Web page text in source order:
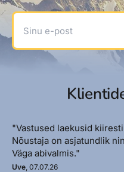
Sinu e-post
"Vastused laekusid
Nõustaja on asjatundlik
Väga abivalmis."
Uve , 07.07.26